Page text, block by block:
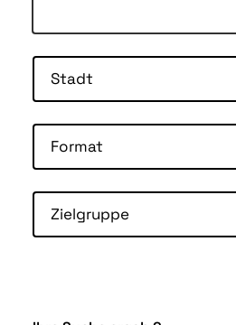
Stadt
Format
Zielgruppe